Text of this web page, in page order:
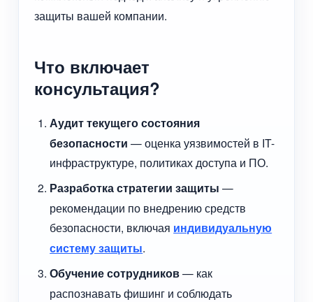
защиты вашей компании.
Что включает
консультация?
Аудит текущего состояния
безопасности — оценка уязвимостей в IT-
инфраструктуре, политиках доступа и ПО.
Разработка стратегии защиты —
рекомендации по внедрению средств
безопасности, включая индивидуальную
систему защиты.
Обучение сотрудников— как
распознавать фишинг и соблюдать